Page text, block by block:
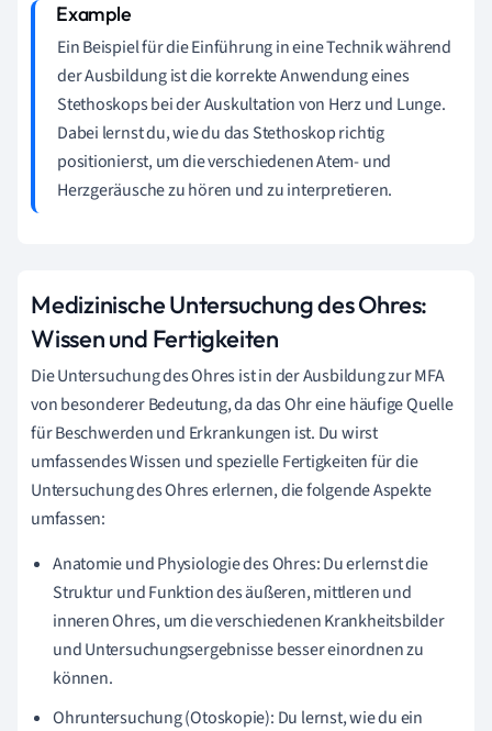
Ein Beispiel für die Einführung in eine Technik während
der Ausbildung ist die korrekte Anwendung eines
Stethoskops bei der Auskultation von Herz und Lunge.
Dabei lernst du, wie du das Stethoskop richtig
positionierst, um die verschiedenen Atem- und
Herzgeräusche zu hören und zu interpretieren.
Medizinische Untersuchung des Ohres:
Wissen und Fertigkeiten
Die Untersuchung des Ohres ist in der Ausbildung zur MFA
von besonderer Bedeutung, da das Ohr eine häufige Quelle
für Beschwerden und Erkrankungen ist. Du wirst
umfassendes Wissen und spezielle Fertigkeiten für die
Untersuchung des Ohres erlernen, die folgende Aspekte
umfassen:
Anatomie und Physiologie des Ohres: Du erlernst die
Struktur und Funktion des äußeren, mittleren und
inneren Ohres, um die verschiedenen Krankheitsbilder
und Untersuchungsergebnisse besser einordnen zu
können.
Ohruntersuchung (Otoskopie): Du lernst, wie du ein